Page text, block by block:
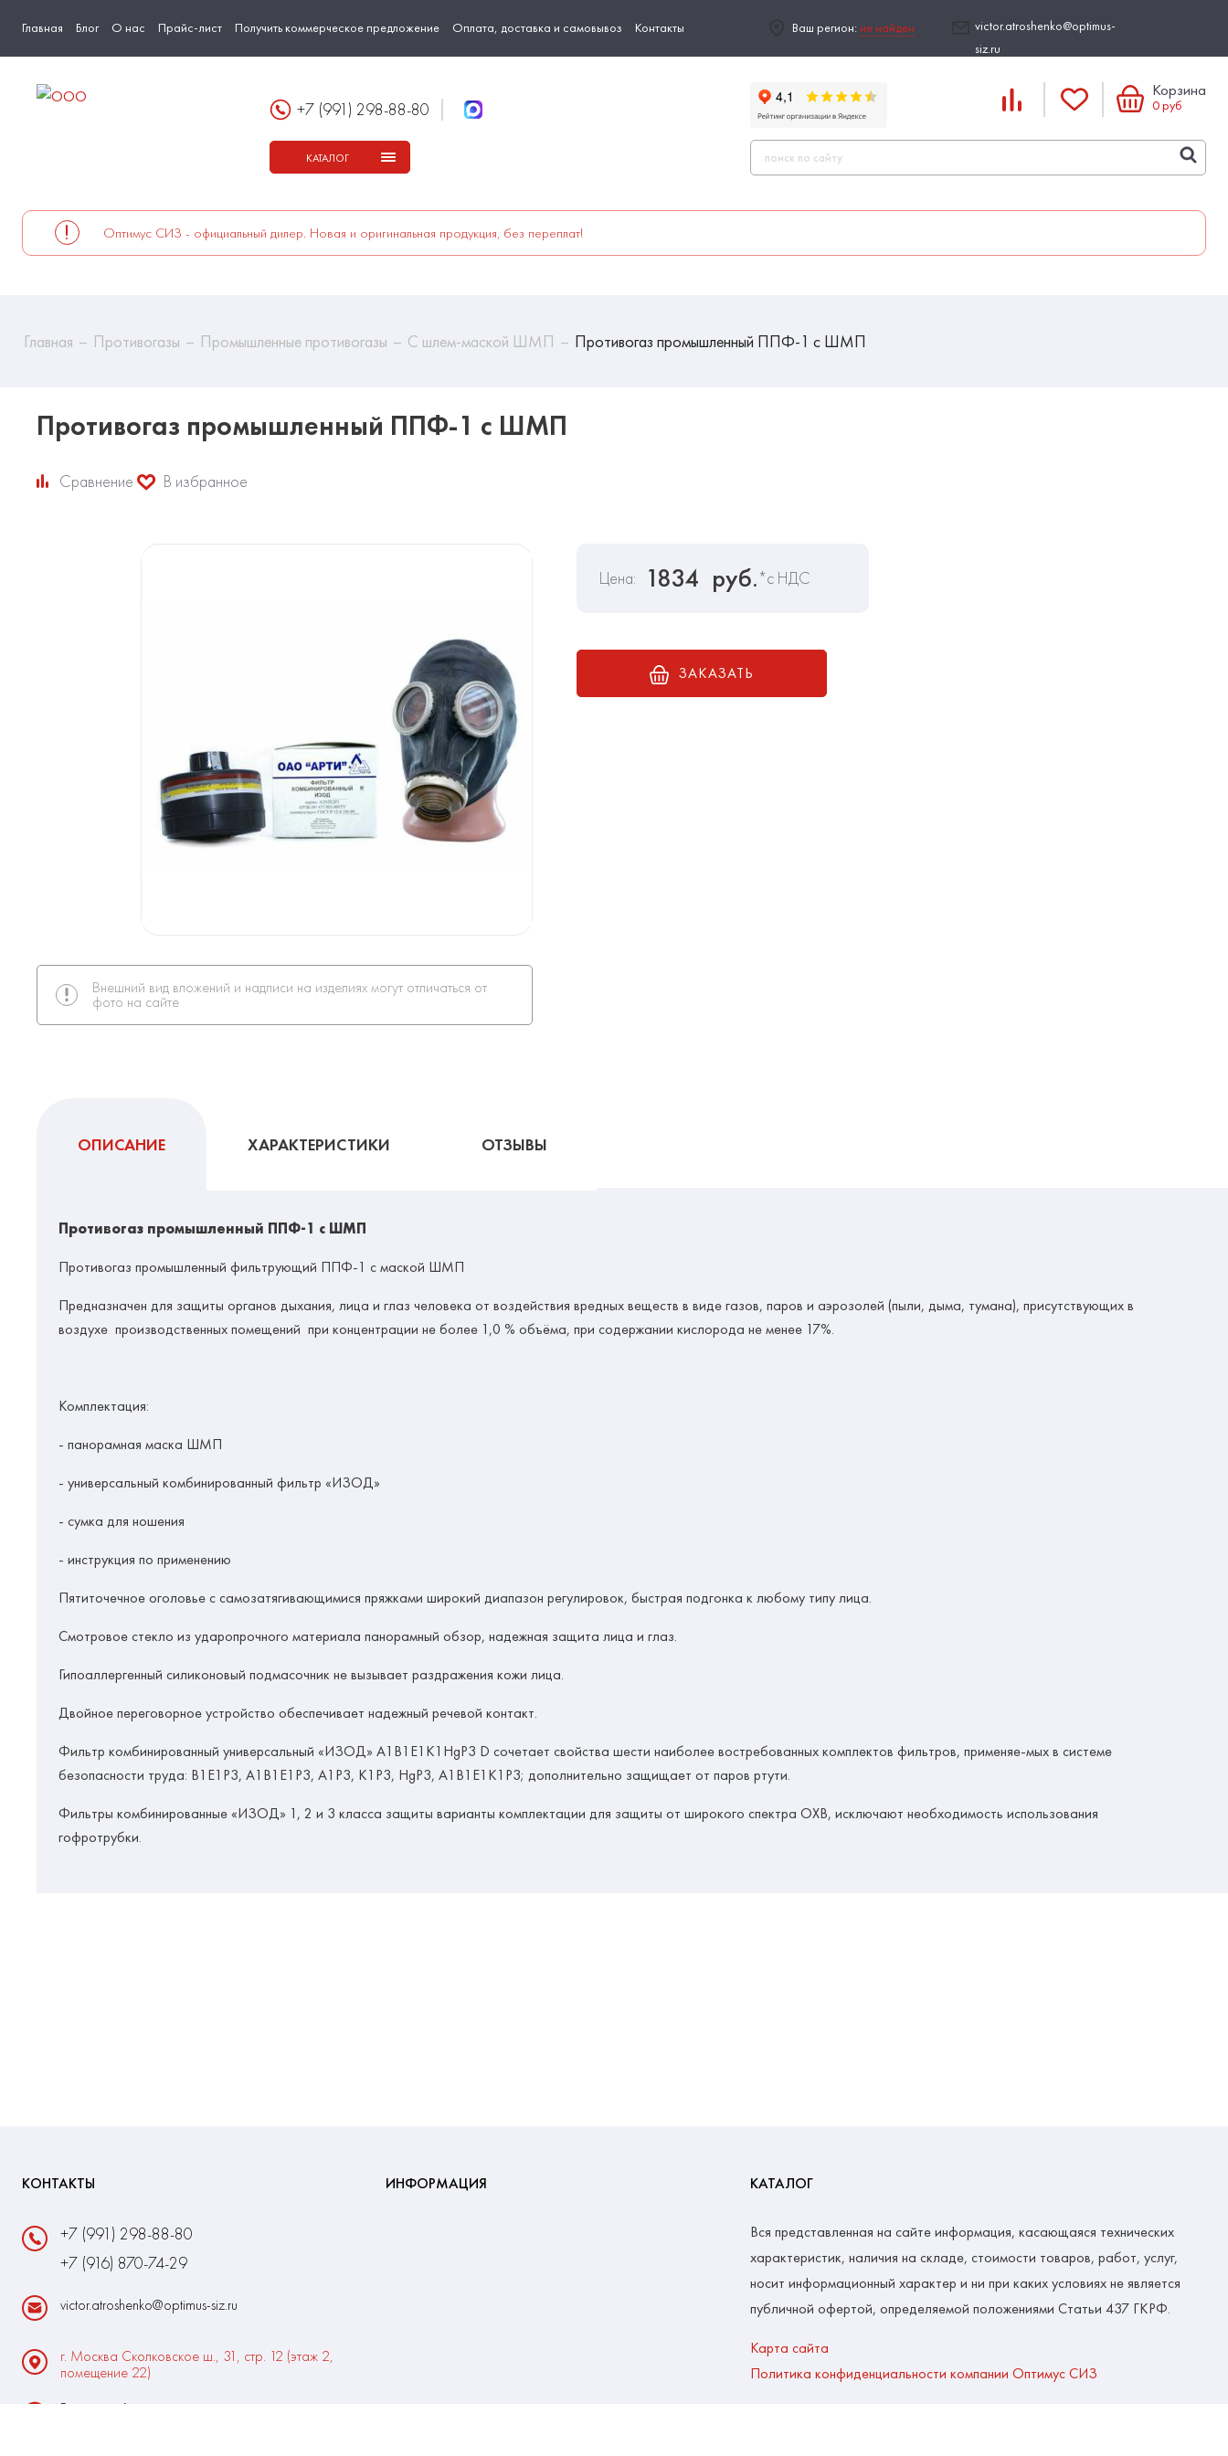
Главная Блог О нас Прайс-лист Получить коммерческое предложение Оплата, доставка и самовывоз Контакты Ваш регион: не найден
victor.atroshenko@optimus-
siz.ru
+7 (991) 298-88-80
КАТАЛОГ
Корзина
0руб
Оптимус СИЗ - официальный дилер. Новая и оригинальная продукция, без переплат!
Главная Противогазы Промышленные противогазы С шлем-маской ШМП Противогаз промышленный ППФ-1 с ШМП
Противогаз промышленный ППФ-1 с ШМП
Сравнение В избранное
Внешний вид вложений и надписи на изделиях могут отличаться от
фото на сайте
Цена: 1834 руб.*с НДС
ЗАКАЗАТЬ
ОПИСАНИЕ ХАРАКТЕРИСТИКИ ОТЗЫВЫ
Противогаз промышленный ППФ-1 с ШМП
Противогаз промышленный фильтрующий ППФ-1 с маской ШМП
Предназначен для защиты органов дыхания, лица и глаз человека от воздействия вредных веществ в виде газов, паров и аэрозолей (пыли, дыма, тумана), присутствующих в
воздухе производственных помещений при концентрации не более 1,0 % объёма, при содержании кислорода не менее 17%.
Комплектация:
- панорамная маска ШМП
- универсальный комбинированный фильтр «ИЗОД»
- сумка для ношения
- инструкция по применению
Пятиточечное оголовье с самозатягивающимися пряжками широкий диапазон регулировок, быстрая подгонка к любому типу лица.
Смотровое стекло из ударопрочного материала панорамный обзор, надежная защита лица и глаз.
Гипоаллергенный силиконовый подмасочник не вызывает раздражения кожи лица.
Двойное переговорное устройство обеспечивает надежный речевой контакт.
Фильтр комбинированный универсальный «ИЗОД» А1В1Е1К1HgP3 D сочетает свойства шести наиболее востребованных комплектов фильтров, применяе-мых в системе
безопасности труда: В1Е1P3, А1В1Е1P3, А1P3, К1P3, HgP3, А1В1Е1К1P3; дополнительно защищает от паров ртути.
Фильтры комбинированные «ИЗОД» 1, 2 и 3 класса защиты варианты комплектации для защиты от широкого спектра ОXВ, исключают необходимость использования
гофротрубки.
КОНТАКТЫ
+7 (991) 298-88-80
+7 (916) 870-74-29
victor.atroshenko@optimus-siz.ru
г. Москва Сколковское ш., 31, стр. 12 (этаж 2,
помещение 22)
Время работы:
ИНФОРМАЦИЯ КАТАЛОГ
Вся представленная на сайте информация, касающаяся технических
характеристик, наличия на складе, стоимости товаров, работ, услуг,
носит информационный характер и ни при каких условиях не является
публичной офертой, определяемой положениями Статьи 437 ГКРФ.
Карта сайта
Политика конфиденциальности компании Оптимус СИЗ